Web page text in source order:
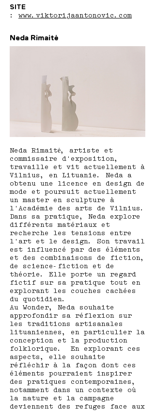
SITE
: www.viktorijaantonovic.com
Neda Rimaitė
Neda Rimaitė, artiste et
commissaire d'exposition,
travaille et vit actuellement à
Vilnius, en Lituanie. Neda a
obtenu une licence en design de
mode et poursuit actuellement
un master en sculpture à
l'Académie des arts de Vilnius.
Dans sa pratique, Neda explore
différents matériaux et
recherche les tensions entre
l'art et le design. Son travail
est influencé par des éléments
et des combinaisons de fiction,
de science-fiction et de
théorie. Elle porte un regard
fictif sur sa pratique tout en
explorant les couches cachées
du quotidien.
Au Wonder, Neda souhaite
approfondir sa réflexion sur
les traditions artisanales
lituaniennes, en particulier la
conception et la production
folklorique. En explorant ces
aspects, elle souhaite
réfléchir à la façon dont ces
éléments pourraient inspirer
des pratiques contemporaines,
notamment dans un contexte où
la nature et la campagne
deviennent des refuges face aux